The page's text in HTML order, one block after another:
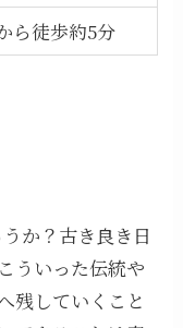
ら徒歩約5分
か？古き良き日
ういった伝統や
残していくこと